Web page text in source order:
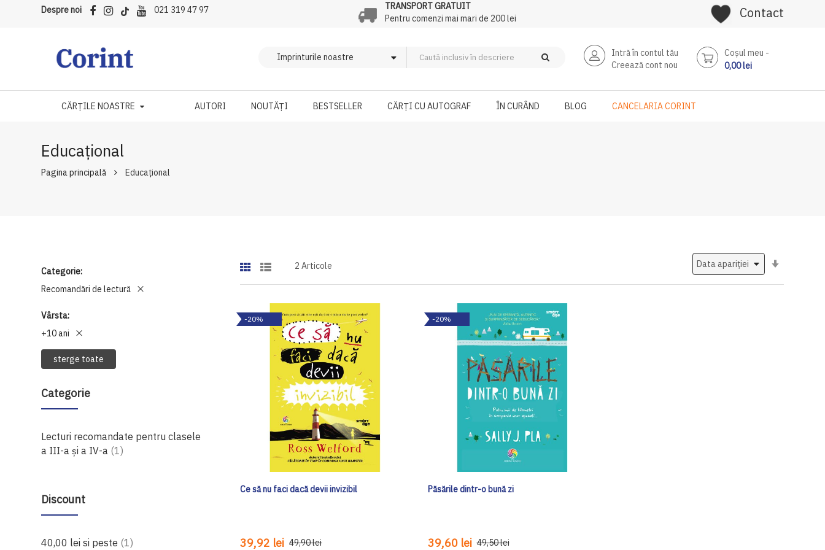
Despre noi 021 319 47 97
TRANSPORT GRATUIT
Pentru comenzi mai mari de 200 lei
Contact
Intră în contul tău
Creează cont nou
Coşul meu
0,00 lei
CĂRȚILE NOASTRE AUTORI NOUTĂȚI BESTSELLER CĂRȚI CU AUTOGRAF ÎN CURÂND BLOG CANCELARIA CORINT
Educațional
Pagina principală Educațional
Categorie
Recomandări de lectură
Vârsta
+10 ani
sterge toate
Categorie
Lecturi recomandate pentru clasele
a III-a şi a IV-a 1produs
Discount
40,00 lei si peste 1produs
2 Articole
-20%
Ce să nu faci dacă devii invizibil
39,92 lei 49,90 lei
-20%
Păsările dintr-o bună zi
39,60 lei 49,50 lei